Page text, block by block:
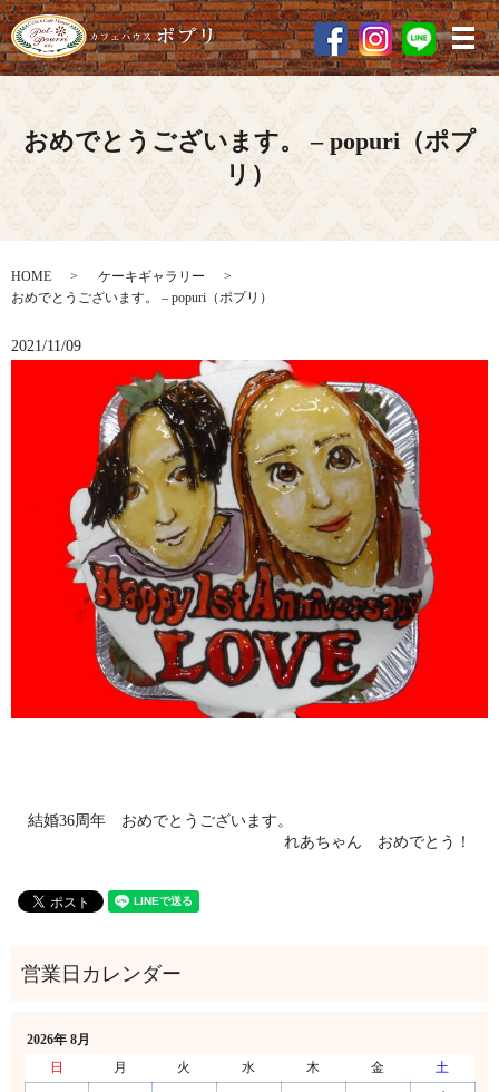
メ
おめでとうございます。 – popuri（ポプ
リ）
HOME
ケーキギャラリー
おめでとうございます。 – popuri（ポプリ）
2021/11/09
結婚36周年 おめでとうございます。
れあちゃん おめでとう！
2026年 8月
日
月 火 水 木 金
土